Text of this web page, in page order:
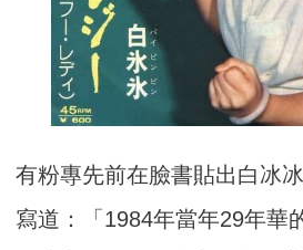
有粉專先前在臉書貼出白冰
寫道：「1984年當年29年華